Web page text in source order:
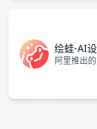
绘蛙-AI